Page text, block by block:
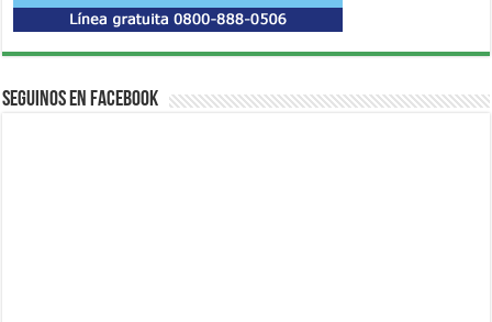
Seguinos en Facebook